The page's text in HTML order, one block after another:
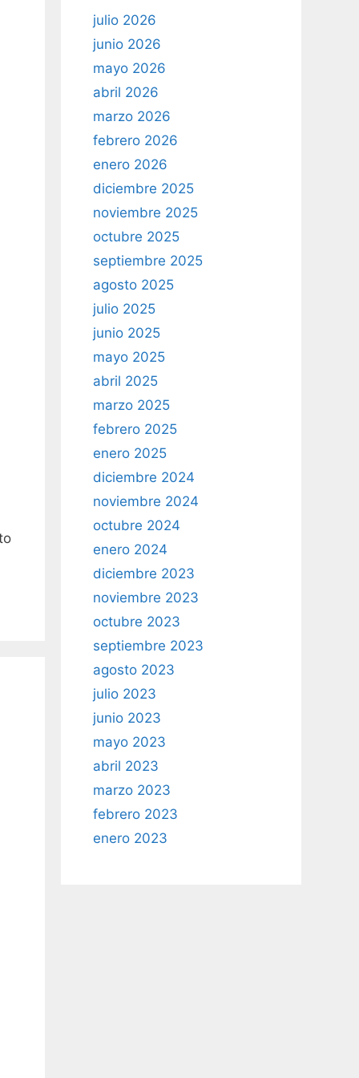
julio 2026
junio 2026
mayo 2026
abril 2026
marzo 2026
febrero 2026
enero 2026
diciembre 2025
noviembre 2025
octubre 2025
septiembre 2025
agosto 2025
julio 2025
junio 2025
mayo 2025
abril 2025
marzo 2025
febrero 2025
enero 2025
diciembre 2024
noviembre 2024
octubre 2024
enero 2024
diciembre 2023
noviembre 2023
octubre 2023
septiembre 2023
agosto 2023
julio 2023
junio 2023
mayo 2023
abril 2023
marzo 2023
febrero 2023
enero 2023